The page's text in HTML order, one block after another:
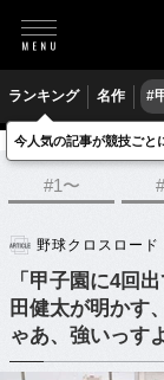
ランキング 名作 #
野球 高校野球 ド
#1〜
野球クロスロード
「甲子園に4回
田健太が明かす
ゃあ、強いっす
今人気の記事が競技ごと